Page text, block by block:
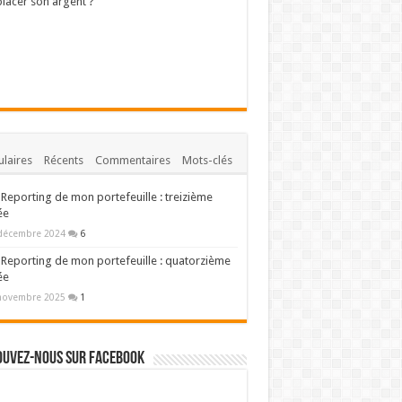
Récents Commentaires Mots-clés
Reporting de mon portefeuille : treizième
2024 6
Reporting de mon portefeuille : quatorzième
2025 1
nous sur Facebook